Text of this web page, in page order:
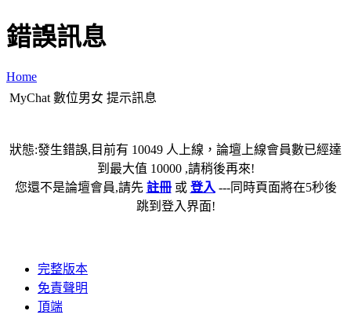
錯誤訊息
Home
MyChat 數位男女 提示訊息
狀態:發生錯誤,目前有 10049 人上線，論壇上線會員數已經達
到最大值 10000 ,請稍後再來!
您還不是論壇會員,請先 註冊或 登入 ---同時頁面將在5秒後
跳到登入界面!
完整版本
免責聲明
頂端